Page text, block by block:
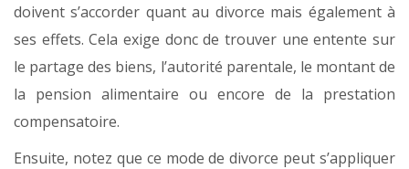
doivent s’accorder quant au divorce mais également à
ses effets. Cela exige donc de trouver une entente sur
le partage des biens, l’autorité parentale, le montant de
la pension alimentaire ou encore de la prestation
compensatoire.
Ensuite, notez que ce mode de divorce peut s’appliquer